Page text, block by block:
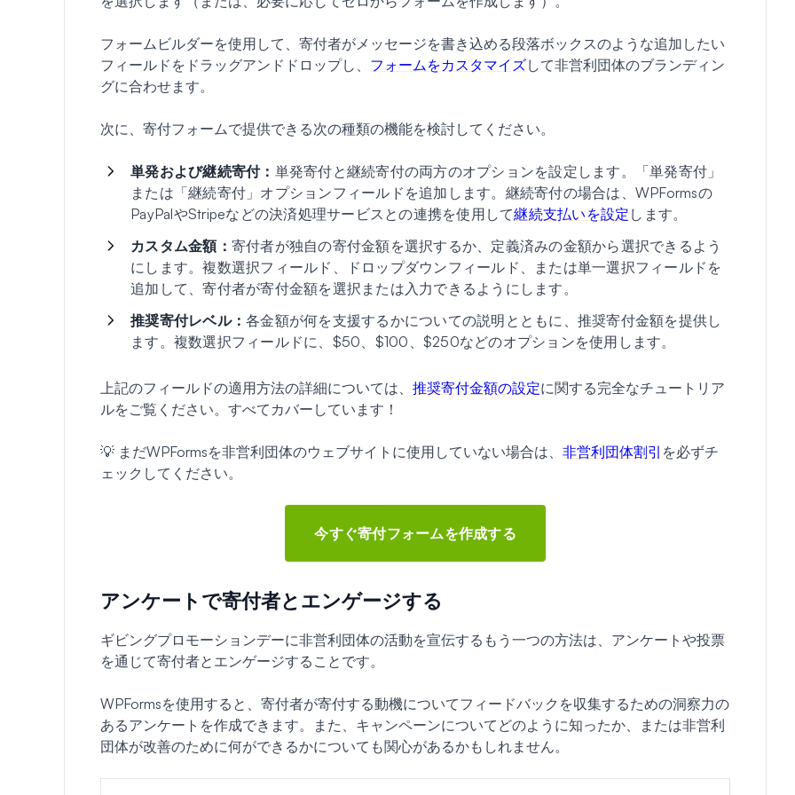
フォームビルダーを使用して、寄付者がメッセージを書き込める段落ボックスのような追加したい
フィールドをドラッグアンドドロップし、 フォームをカスタマイズして非営利団体のブランディン
グに合わせます。
次に、寄付フォームで提供できる次の種類の機能を検討してください。
単発および継続寄付： 単発寄付と継続寄付の両方のオプションを設定します。「単発寄付」
または「継続寄付」オプションフィールドを追加します。継続寄付の場合は、WPFormsの
PayPalやStripeなどの決済処理サービスとの連携を使用して継続支払いを設定 します。
カスタム金額： 寄付者が独自の寄付金額を選択するか、定義済みの金額から選択できるよう
にします。複数選択フィールド、ドロップダウンフィールド、または単一選択フィールドを
追加して、寄付者が寄付金額を選択または入力できるようにします。
推奨寄付レベル： 各金額が何を支援するかについての説明とともに、推奨寄付金額を提供し
ます。複数選択フィールドに、$50、$100、$250などのオプションを使用します。
上記のフィールドの適用方法の詳細については、 推奨寄付金額の設定に関する完全なチュートリア
ルをご覧ください。すべてカバーしています！
💡 まだWPFormsを非営利団体のウェブサイトに使用していない場合は、 非営利団体割引 を必ずチ
ェックしてください。
今すぐ寄付フォームを作成する
アンケートで寄付者とエンゲージする
ギビングプロモーションデーに非営利団体の活動を宣伝するもう一つの方法は、アンケートや投票
を通じて寄付者とエンゲージすることです。
WPFormsを使用すると、寄付者が寄付する動機についてフィードバックを収集するための洞察力の
あるアンケートを作成できます。また、キャンペーンについてどのように知ったか、または非営利
団体が改善のために何ができるかについても関心があるかもしれません。